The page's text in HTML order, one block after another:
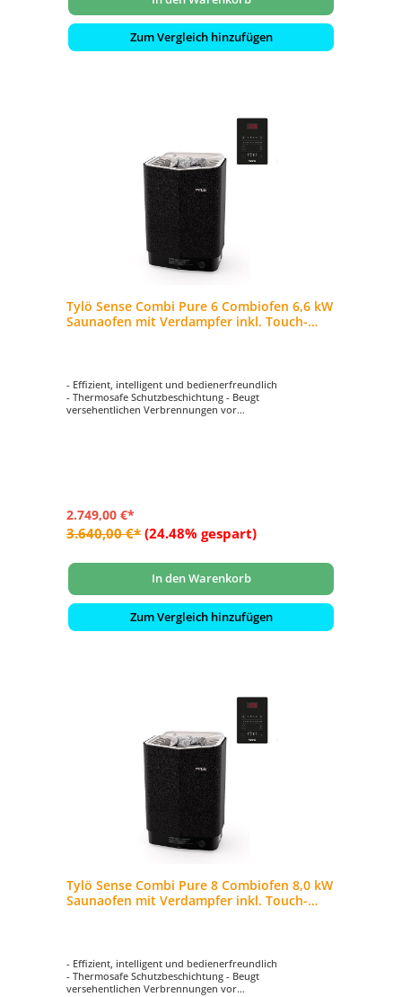
Zum Vergleich hinzufügen
Tylö Sense Combi Pure 6 Combiofen 6,6 kW
Saunaofen mit Verdampfer inkl. Touch-
- Effizient, intelligent und bedienerfreundlich
- Thermosafe Schutzbeschichtung - Beugt
versehentlichen Verbrennungen vor
2.749,00 €*
3.640,00 €* (24.48% gespart)
In den Warenkorb
Zum Vergleich hinzufügen
Tylö Sense Combi Pure 8 Combiofen 8,0 kW
Saunaofen mit Verdampfer inkl. Touch-
- Effizient, intelligent und bedienerfreundlich
- Thermosafe Schutzbeschichtung - Beugt
versehentlichen Verbrennungen vor